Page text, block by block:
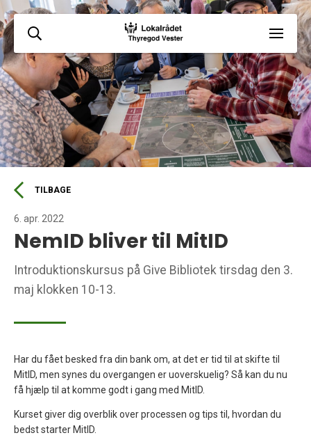
TILBAGE
6. apr. 2022
NemID bliver til MitID
Introduktionskursus på Give Bibliotek tirsdag den 3.
maj klokken 10-13.
Har du fået besked fra din bank om, at det er tid til at skifte til
MitID, men synes du overgangen er uoverskuelig? Så kan du nu
få hjælp til at komme godt i gang med MitID.
Kurset giver dig overblik over processen og tips til, hvordan du
bedst starter MitID.